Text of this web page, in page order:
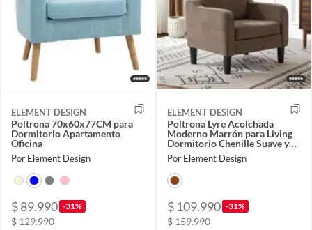
ELEMENT DESIGN
Poltrona 70x60x77CM para
Dormitorio Apartamento
Oficina
Por Element Design
$ 89.990 -31%
$ 129.990
ELEMENT DESIGN
Poltrona Lyre Acolchada
Moderno Marrón para Living
Dormitorio Chenille Suave y
Estilo
Por Element Design
$ 109.990 -31%
$ 159.990